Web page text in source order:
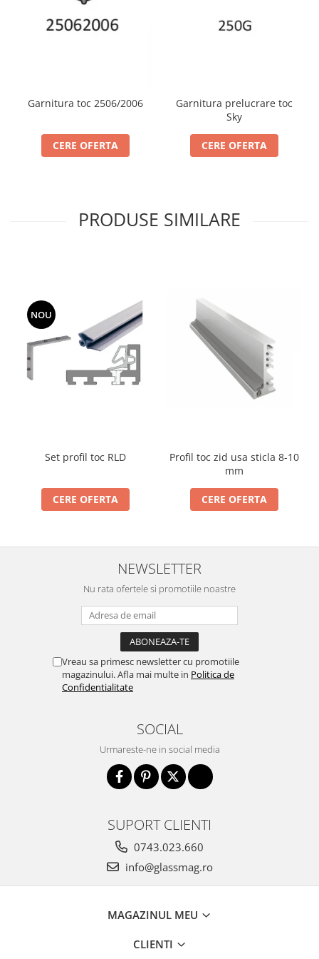
balustrada
Prinderi punctuale
Prinderi punctuale
Accesorii prinderi punctuale
Securitate
Incuietori electrice
Sisteme antipanica
Accesorii compartimentare toalete
Garnitura toc 2506/2006
CERE OFERTA
Garnitura prelucrare toc
Sky
CERE OFERTA
PRODUSE SIMILARE
NOU
Set profil toc RLD
CERE OFERTA
Profil toc zid usa sticla 8-10
mm
CERE OFERTA
NEWSLETTER
Nu rata ofertele si promotiile noastre
Vreau sa primesc newsletter cu promotiile
magazinului. Afla mai multe in Politica de
Confidentialitate
SOCIAL
Urmareste-ne in social media
SUPORT CLIENTI
0743.023.660
info@glassmag.ro
MAGAZINUL MEU
CLIENTI